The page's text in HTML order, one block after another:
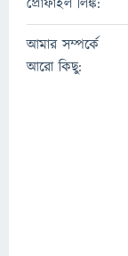
আমার সম্পর্কে
আরো কিছু: